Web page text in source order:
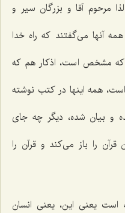
مرحوم آقا و بزرگان سیر و
آنها می‌گفتند که راه خدا
که مشخص است، اذکار هم که
همه اینها در کتب نوشته
و بیان شده، دیگر چه جای
را باز می‌کند و قرآن را
است یعنی این، یعنی انسان